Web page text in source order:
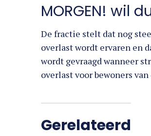
MORGEN! wil
De fractie stelt dat nog
overlast wordt ervaren en
wordt gevraagd wanneer
overlast voor bewoners
Gerelateerd